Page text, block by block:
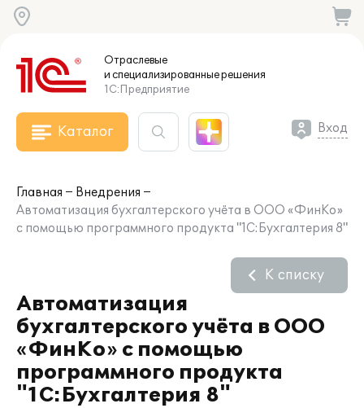
Отраслевые
и специализированныерешения
1С:Предприятие
Каталог Вход
Главная
Внедрения
Автоматизация бухгалтерского учёта в ООО «ФинКо»
с помощью программного продукта "1С:Бухгалтерия 8"
Автоматизация
бухгалтерского учёта в ООО
«ФинКо» с помощью
программного продукта
"1С:Бухгалтерия 8"
К списку